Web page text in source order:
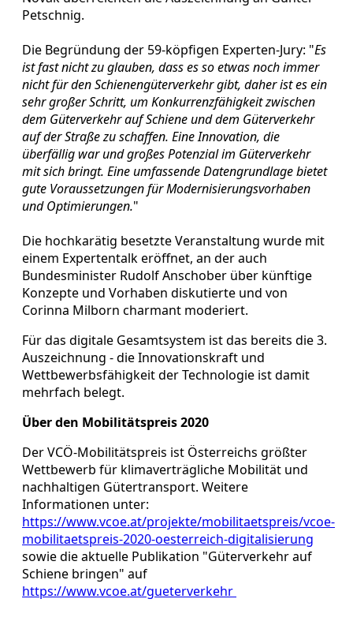
Petschnig.
Die Begründung der 59-köpfigen Experten-Jury: "Es
ist fast nicht zu glauben, dass es so etwas noch immer
nicht für den Schienengüterverkehr gibt, daher ist es ein
sehr großer Schritt, um Konkurrenzfähigkeit zwischen
dem Güterverkehr auf Schiene und dem Güterverkehr
auf der Straße zu schaffen. Eine Innovation, die
überfällig war und großes Potenzial im Güterverkehr
mit sich bringt. Eine umfassende Datengrundlage bietet
gute Voraussetzungen für Modernisierungsvorhaben
und Optimierungen."
Die hochkarätig besetzte Veranstaltung wurde mit
einem Expertentalk eröffnet, an der auch
Bundesminister Rudolf Anschober über künftige
Konzepte und Vorhaben diskutierte und von
Corinna Milborn charmant moderiert.
Für das digitale Gesamtsystem ist das bereits die 3.
Auszeichnung - die Innovationskraft und
Wettbewerbsfähigkeit der Technologie ist damit
mehrfach belegt.
Über den Mobilitätspreis 2020
Der VCÖ-Mobilitätspreis ist Österreichs größter
Wettbewerb für klimaverträgliche Mobilität und
nachhaltigen Gütertransport. Weitere
Informationen unter:
https://www.vcoe.at/projekte/mobilitaetspreis/vcoe-
mobilitaetspreis-2020-oesterreich-digitalisierung
sowie die aktuelle Publikation "Güterverkehr auf
Schiene bringen" auf
https://www.vcoe.at/gueterverkehr